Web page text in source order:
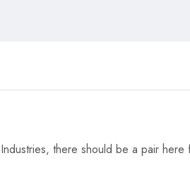
there should be a pair